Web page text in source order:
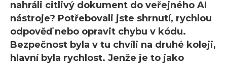
nahráli citlivý dokument do veřejného AI
nástroje? Potřebovali jste shrnutí, rychlou
odpověď nebo opravit chybu v kódu.
Bezpečnost byla v tu chvíli na druhé koleji,
hlavní byla rychlost. Jenže je to jako